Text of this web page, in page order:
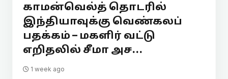
காமன்வெல்த் தொடரில்
இந்தியாவுக்கு வெண்கலப்
பதக்கம் – மகளிர் வட்டு
எறிதலில் சீமா அச...
1 week ago